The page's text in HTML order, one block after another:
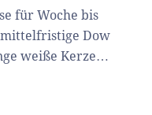
für Woche bis
mittelfristige Dow
weiße Kerze…